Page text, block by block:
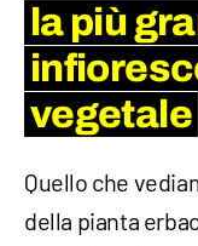
la più
vegetale
Quello che
della pianta